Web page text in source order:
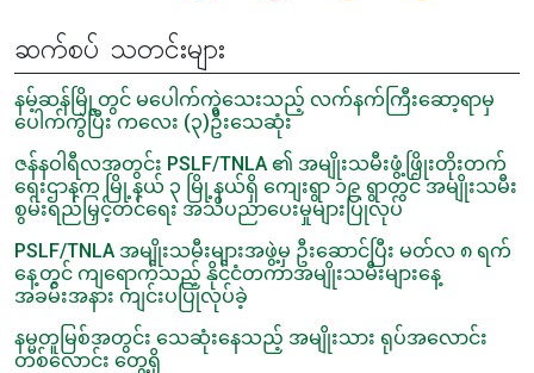
ဆက်စပ် သတင်းများ
နမ့်ဆန်မြို့တွင် မပေါက်ကွဲသေးသည့် လက်နက်ကြီးဆော့ရာမှ
ပေါက်ကွဲပြီး ကလေး (၃)ဦးသေဆုံး
ဇန်နဝါရီလအတွင်း PSLF/TNLA ၏ အမျိုးသမီးဖွံ့ဖြိုးတိုးတက်
ရေးဌာနက မြို့နယ် ၃ မြို့နယ်ရှိ ကျေးရွာ ၁၉ ရွာတွင် အမျိုးသမီး
စွမ်းရည်မြှင့်တင်ရေး အသိပညာပေးမှုများပြုလုပ်
PSLF/TNLA အမျိုးသမီးများအဖွဲ့မှ ဦးဆောင်ပြီး မတ်လ ၈ ရက်
နေ့တွင် ကျရောက်သည့် နိုင်ငံတကာအမျိုးသမီးများနေ့
အခမ်းအနား ကျင်းပပြုလုပ်ခဲ့
နမ္မတူမြစ်အတွင်း သေဆုံးနေသည့် အမျိုးသား ရုပ်အလောင်း
တစ်လောင်း တွေ့ရှိ